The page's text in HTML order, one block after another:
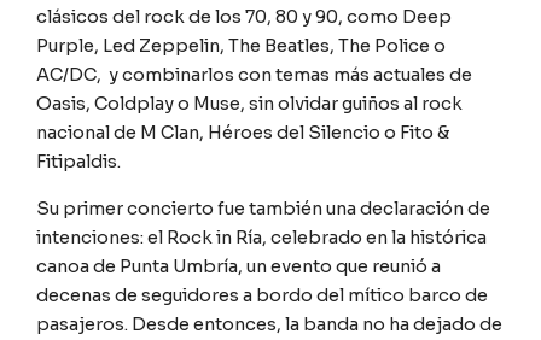
clásicos del rock de los 70, 80 y 90, como Deep
Purple, Led Zeppelin, The Beatles, The Police o
AC/DC, y combinarlos con temas más actuales de
Oasis, Coldplay o Muse, sin olvidar guiños al rock
nacional de M Clan, Héroes del Silencio o Fito &
Fitipaldis.
Su primer concierto fue también una declaración de
intenciones: el Rock in Ría, celebrado en la histórica
canoa de Punta Umbría, un evento que reunió a
decenas de seguidores a bordo del mítico barco de
pasajeros. Desde entonces, la banda no ha dejado de